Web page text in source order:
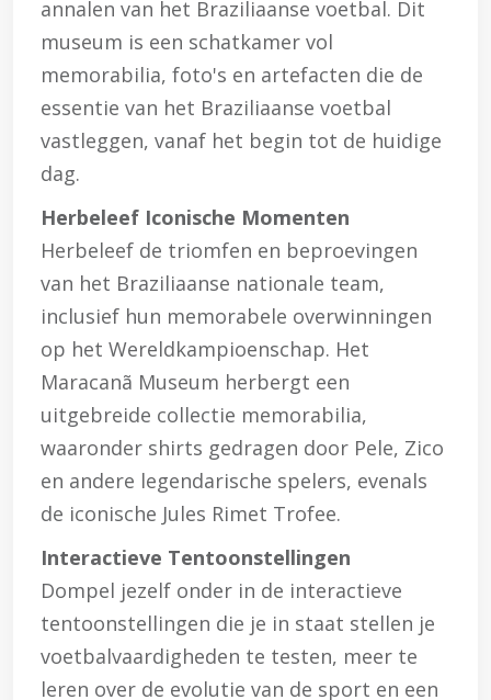
annalen van het Braziliaanse voetbal. Dit
museum is een schatkamer vol
memorabilia, foto's en artefacten die de
essentie van het Braziliaanse voetbal
vastleggen, vanaf het begin tot de huidige
dag.
Herbeleef Iconische Momenten
Herbeleef de triomfen en beproevingen
van het Braziliaanse nationale team,
inclusief hun memorabele overwinningen
op het Wereldkampioenschap. Het
Maracanã Museum herbergt een
uitgebreide collectie memorabilia,
waaronder shirts gedragen door Pele, Zico
en andere legendarische spelers, evenals
de iconische Jules Rimet Trofee.
Interactieve Tentoonstellingen
Dompel jezelf onder in de interactieve
tentoonstellingen die je in staat stellen je
voetbalvaardigheden te testen, meer te
leren over de evolutie van de sport en een